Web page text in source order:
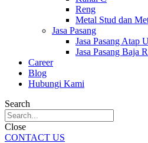
Reng
Metal Stud dan
Jasa Pasang
Jasa Pasang Atap
Jasa Pasang Baja
Career
Blog
Hubungi Kami
Search
Close
CONTACT US